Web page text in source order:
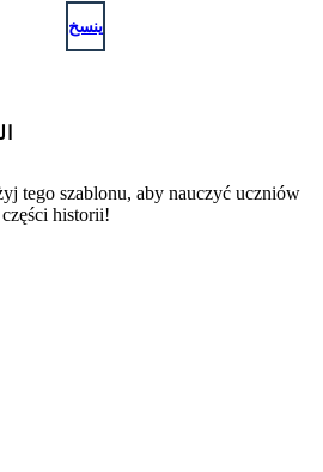
ينسخ
tego szablonu, aby nauczyć uczniów
historii!